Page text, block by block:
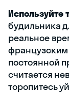
Используйте
будильника
реальное
постоянной
считается
торопитесь